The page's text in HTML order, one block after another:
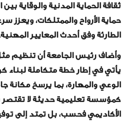
ثقافة الحماية المدنية والوقاية
حماية الأرواح والممتلكات، ويعزز
الطارئة وفق أحدث المعايير
وأضاف رئيس الجامعة أن تنظيم
يأتي في إطار خطة متكاملة لبناء
الوعي والمهارة، بما يرسخ مكانة
كمؤسسة تعليمية حديثة لا تقتصر
الأكاديمي فحسب، بل تمتد إلى